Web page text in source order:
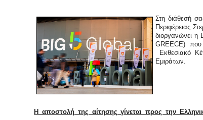
Στη διάθεσή
Περιφέρειας
διοργανώνει η
GREECE)
Εκθεσιακό
Εμιράτων.
Η αποστολή της αίτησης γίνεται προς την